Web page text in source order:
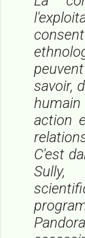
savoir,
humain
action
C'est